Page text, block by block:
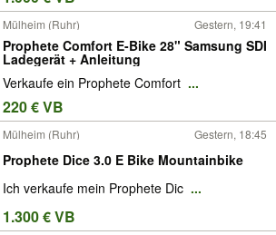
Mülheim (Ruhr) Gestern, 19:41
Prophete Comfort E-Bike 28" Samsung SDI
Ladegerät + Anleitung
Verkaufe ein Prophete Comfort ...
220 € VB
Mülheim (Ruhr) Gestern, 18:45
Prophete Dice 3.0 E Bike Mountainbike
Ich verkaufe mein Prophete Dic ...
1.300 € VB